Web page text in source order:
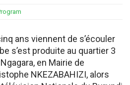
ans viennent de s’écouler
s’est produite au quartier 3
en Mairie de
NKEZABAHIZI, alors